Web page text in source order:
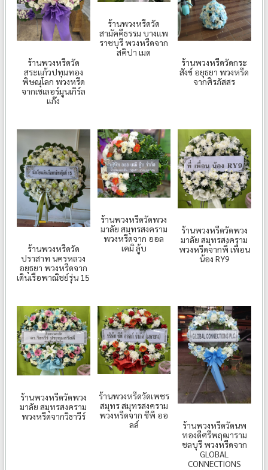
ร้านพวงหรีดวัด
สระแก้วปทุมทอง
พิษณุโลก พวงหรีด
จากเซเลอร์มูนเกิร์ล
แก๊ง
ร้านพวงหรีดวัด
สามัคคีธรรม บางแพ
ราชบุรี พวงหรีดจาก
สคิปา เมด
ร้านพวงหรีดวัดกระ
สังข์ อยุธยา พวงหรีด
จากศิรภัสสร
ร้านพวงหรีดวัด
ปราสาท นครหลวง
อยุธยา พวงหรีดจาก
เดินเรือพาณิชย์รุ่น 15
ร้านพวงหรีดวัดพวง
มาลัย สมุทรสงคราม
พวงหรีดจาก ออล
เคมิ ลู้บ
ร้านพวงหรีดวัดพวง
มาลัย สมุทรสงคราม
พวงหรีดจากพี่ เพื่อน
น้อง RY9
ร้านพวงหรีดวัดพวง
มาลัย สมุทรสงคราม
พวงหรีดจากวิธาวีร์
ร้านพวงหรีดวัดเพชร
สมุทร สมุทรสงคราม
พวงหรีดจาก ซีพี ออ
ลล์
ร้านพวงหรีดวัดนพ
ทองดีศรีพฤฒาราม
ชลบุรี พวงหรีดจาก
GLOBAL
CONNECTIONS